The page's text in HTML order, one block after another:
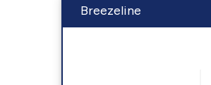
Breezeline